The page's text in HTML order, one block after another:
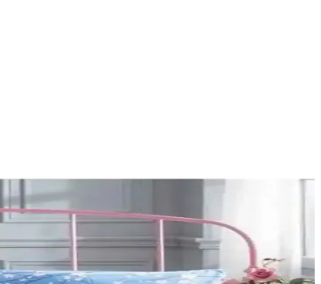
seçmenize yardımcı oluyoruz.
yardımcı oluyor.